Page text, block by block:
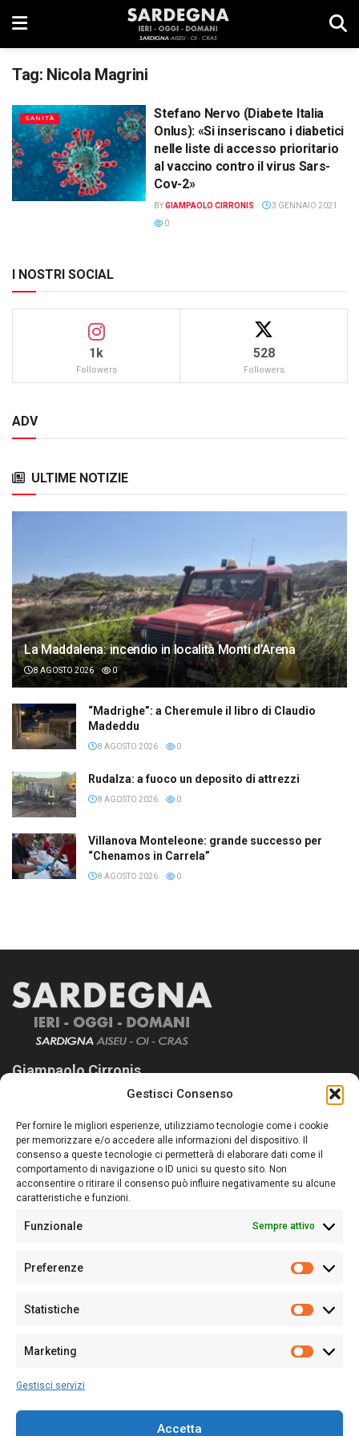
Gestisci Consenso
Per fornire le migliori esperienze, utilizziamo tecnologie come i cookie
per memorizzare e/o accedere alle informazioni del dispositivo. Il
consenso a queste tecnologie ci permetterà di elaborare dati come il
comportamento di navigazione o ID unici su questo sito. Non
acconsentire o ritirare il consenso può influire negativamente su alcune
caratteristiche e funzioni.
Funzionale Sempre attivo
Preferenze
Statistiche
Marketing
Gestisci servizi
Accetta
Tag: Nicola Magrini
SANITÀ
Stefano Nervo (Diabete Italia
Onlus): «Si inseriscano i diabetici
nelle liste di accesso prioritario
al vaccino contro il virus Sars-
Cov-2»
BYGIAMPAOLO CIRRONIS
3 GENNAIO 2021
0
I NOSTRI SOCIAL
1k
Followers
528
Followers
ADV
ULTIME NOTIZIE
La Maddalena: incendio in località Monti d’Arena
8 AGOSTO 2026 0
“Madrighe”: a Cheremule il libro di Claudio
Madeddu
8 AGOSTO 2026 0
Rudalza: a fuoco un deposito di attrezzi
8 AGOSTO 2026 0
Villanova Monteleone: grande successo per
“Chenamos in Carrela”
8 AGOSTO 2026 0
Giampaolo Cirronis
Sardegna Ieri-Oggi-Domani nasce per informare “liberamente” i
lettori su quanto accade in Sardegna, con un occhio rivolto al
nostro passato e, soprattutto, al nostro futuro
Follow Us
Sede:Via Cristoforo Colombo 09013 Carbonia
Partita IVA02270380922
128/2020 del 10/02/2020
Per la Pubblicità: